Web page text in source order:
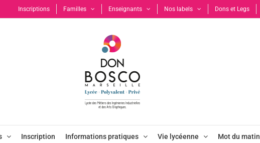
Inscriptions Familles Enseignants Nos labels Dons et Legs
Inscription Informations pratiques Vie lycéenne Mot du matin